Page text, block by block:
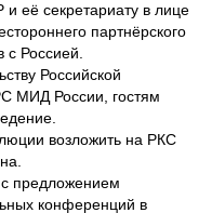
её секретариату в лице
партнёрского
с Россией.
Российской
МИД России, гостям
возложить на РКС
предложением
конференций в